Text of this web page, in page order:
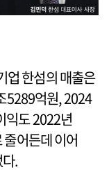
업 한섬의 매출은
5289억원, 2024
익도 2022년
어든데 이어
.